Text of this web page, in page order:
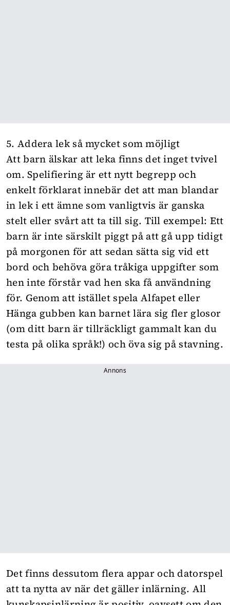
5. Addera lek så mycket som möjligt
Att barn älskar att leka finns det inget tvivel
om. Spelifiering är ett nytt begrepp och
enkelt förklarat innebär det att man blandar
in lek i ett ämne som vanligtvis är ganska
stelt eller svårt att ta till sig. Till exempel: Ett
barn är inte särskilt piggt på att gå upp tidigt
på morgonen för att sedan sätta sig vid ett
bord och behöva göra tråkiga uppgifter som
hen inte förstår vad hen ska få användning
för. Genom att istället spela Alfapet eller
Hänga gubben kan barnet lära sig fler glosor
(om ditt barn är tillräckligt gammalt kan du
testa på olika språk!) och öva sig på stavning.
Annons
Det finns dessutom flera appar och datorspel
att ta nytta av när det gäller inlärning. All